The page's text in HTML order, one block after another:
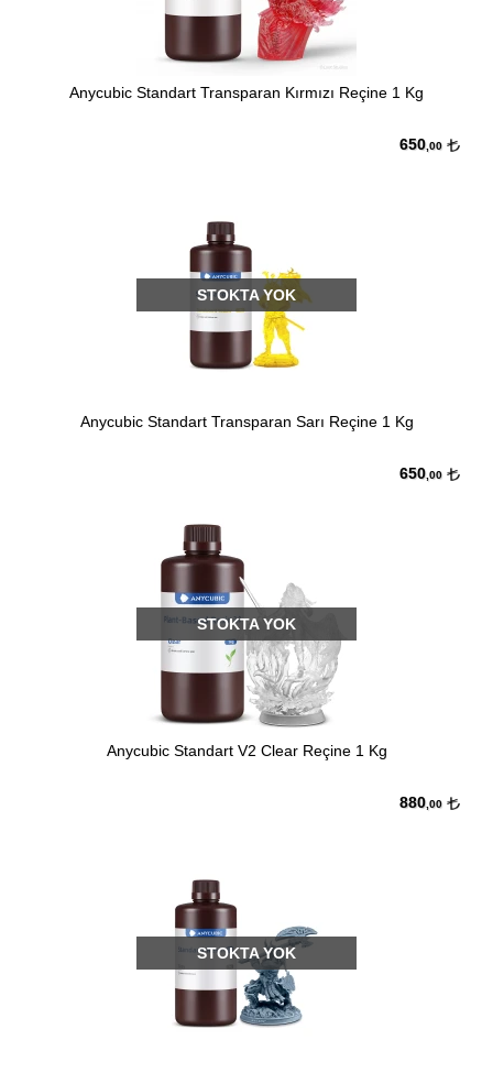
Anycubic Standart Transparan Kırmızı Reçine 1 Kg
650 ,00
STOKTA YOK
Anycubic Standart Transparan Sarı Reçine 1 Kg
650 ,00
STOKTA YOK
Anycubic Standart V2 Clear Reçine 1 Kg
880 ,00
STOKTA YOK